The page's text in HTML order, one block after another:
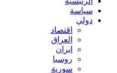
سياسة
دولي
اقتصاد
العراق
ايران
روسيا
سورية